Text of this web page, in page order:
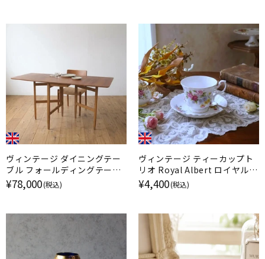
ヴィンテージ ダイニングテー
ブル フォールディングテーブ
ル ミッドセンチュリー イギリ
¥78,000(税込)
ヴィンテージ ティーカップト
リオ Royal Albert ロイヤルア
ルバート Nosegay イギリス
¥4,400(税込)